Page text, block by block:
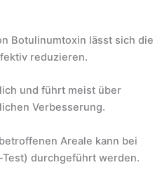
Botulinumtoxin lässt sich die
reduzieren.
und führt meist über
Verbesserung.
Areale kann bei
durchgeführt werden.